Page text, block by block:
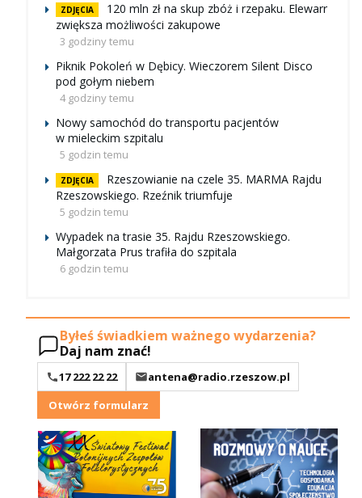
ZDJĘCIA
120 mln zł na skup zbóż i rzepaku. Elewarr
zwiększa możliwości zakupowe
3 godziny temu
Piknik Pokoleń w Dębicy. Wieczorem Silent Disco
pod gołym niebem
4 godziny temu
Nowy samochód do transportu pacjentów
w mieleckim szpitalu
5 godzin temu
ZDJĘCIA
Rzeszowianie na czele 35. MARMA Rajdu
Rzeszowskiego. Rzeźnik triumfuje
5 godzin temu
Wypadek na trasie 35. Rajdu Rzeszowskiego.
Małgorzata Prus trafiła do szpitala
6 godzin temu
Byłeś świadkiem ważnego wydarzenia?
Daj nam znać!
17 222 22 22
antena@radio.rzeszow.pl
Otwórz formularz